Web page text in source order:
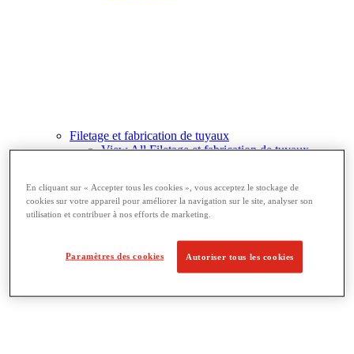
Filetage et fabrication de tuyaux
View All Filetage et fabrication de tuyaux
Équipement de rainurage
Cintrage et perçage
Étaux à tubes et supports
En cliquant sur « Accepter tous les cookies », vous acceptez le stockage de
cookies sur votre appareil pour améliorer la navigation sur le site, analyser son
utilisation et contribuer à nos efforts de marketing.
Paramètres des cookies Autoriser tous les cookies